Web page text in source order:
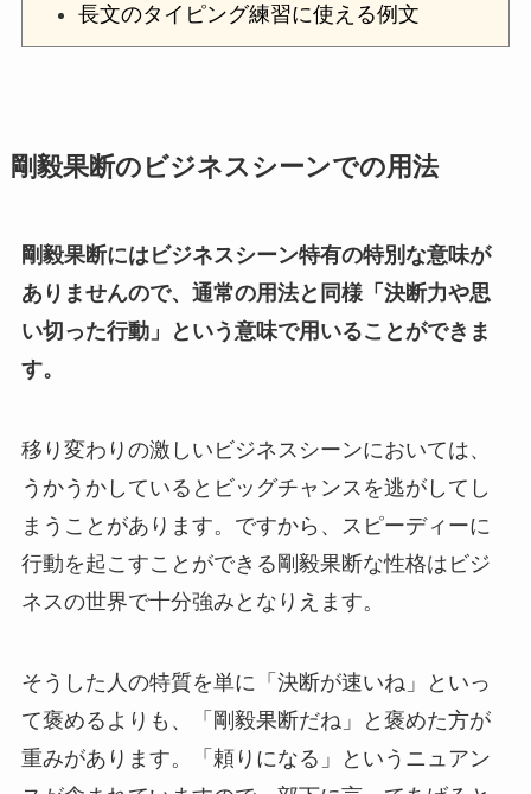
長文のタイピング練習に使える例文
剛毅果断のビジネスシーンでの用法
剛毅果断にはビジネスシーン特有の特別な意味が
ありませんので、通常の用法と同様「決断力や思
い切った行動」という意味で用いることができま
す。
移り変わりの激しいビジネスシーンにおいては、
うかうかしているとビッグチャンスを逃がしてし
まうことがあります。ですから、スピーディーに
行動を起こすことができる剛毅果断な性格はビジ
ネスの世界で十分強みとなりえます。
そうした人の特質を単に「決断が速いね」といっ
て褒めるよりも、「剛毅果断だね」と褒めた方が
重みがあります。「頼りになる」というニュアン